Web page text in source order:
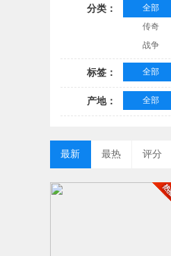
分类： 全部
传奇
战争
标签： 全部
产地： 全部
最新 最热 评分